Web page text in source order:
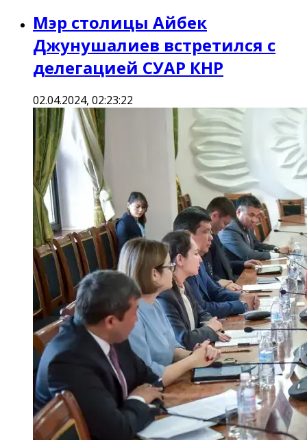
Мэр столицы Айбек
Джунушалиев встретился с
делегацией СУАР КНР
02.04.2024, 02:23:22